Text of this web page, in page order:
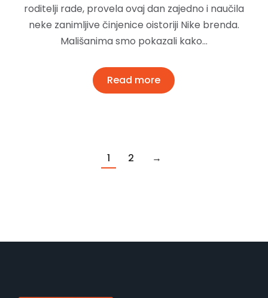
roditelji rade, provela ovaj dan zajedno i naučila
neke zanimljive činjenice oistoriji Nike brenda.
Mališanima smo pokazali kako…
Read more
1 2 →